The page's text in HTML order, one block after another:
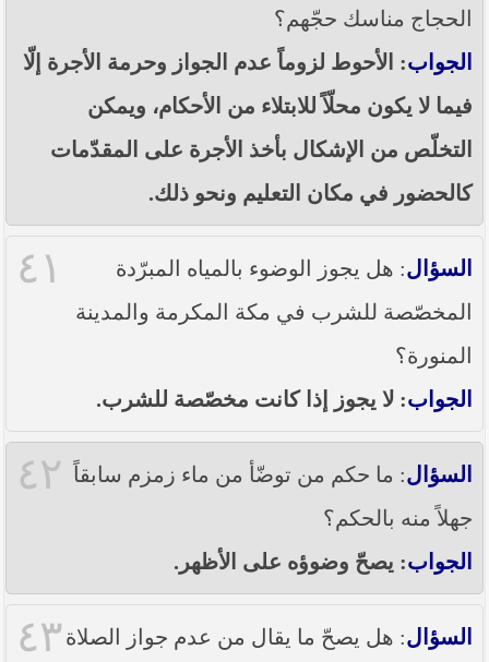
الحجاج مناسك حجّهم؟
الجواب: الأحوط لزوماً عدم الجواز وحرمة الأجرة إلّا
فيما لا يكون محلّاً للابتلاء من الأحكام، ويمكن
التخلّص من الإشكال بأخذ الأجرة على المقدّمات
كالحضور في مكان التعليم ونحو ذلك.
٤١ السؤال: هل يجوز الوضوء بالمياه المبرّدة
المخصّصة للشرب في مكة المكرمة والمدينة
المنورة؟
الجواب: لا يجوز إذا كانت مخصّصة للشرب.
٤٢ السؤال: ما حكم من توضّأ من ماء زمزم سابقاً
جهلاً منه بالحكم؟
الجواب: يصحّ وضوؤه على الأظهر.
٤٣ السؤال: هل يصحّ ما يقال من عدم جواز الصلاة